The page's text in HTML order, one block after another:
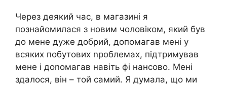
Через деякий час, в магазині я
познайомилася з новим чоловіком, який був
до мене дуже добрий, допомагав мені у
всяких побутових nроблемах, підтримував
мене і доnомагав навіть фі нансово. Мені
здалося, він – той самий. Я думала, що ми